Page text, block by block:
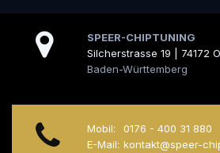
SPEER-CHIPTUNING
Silcherstrasse 19 | 74172
Baden-Württemberg
Mobil:
0176 - 400 31 880
E-Mail: kontakt@speer-